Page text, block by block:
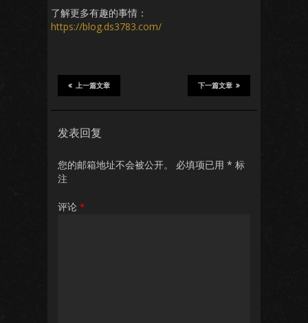
了解更多有趣的事情：
https://blog.ds3783.com/
下一篇文章
上一篇文章
发表回复
您的邮箱地址不会被公开。 必填项已用 * 标
注
评论 *